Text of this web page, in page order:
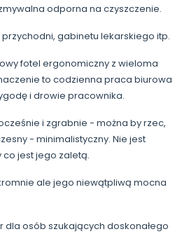
odporna na czyszczenie.
gabinetu lekarskiego itp.
fotel ergonomiczny z wieloma
to codzienna praca biurowa
i drowie pracownika.
i zgrabnie - można by rzec,
- minimalistyczny. Nie jest
jest jego zaletą.
ale jego niewątpliwą mocna
dla osób szukających doskonałego